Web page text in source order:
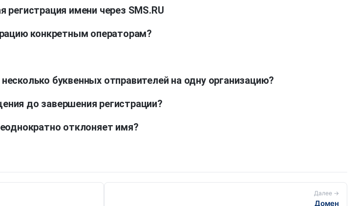
регистрация имени через SMS.RU
конкретным операторам?
буквенных отправителей на одну организацию?
до завершения регистрации?
отклоняет имя?
Далее →
Домен